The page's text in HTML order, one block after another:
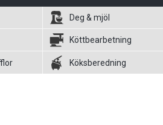
Deg & mjöl
Köttbearbetning
Köksberedning